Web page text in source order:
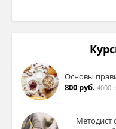
Основы
800 руб. 4000
Методист